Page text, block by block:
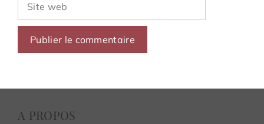
web
A PROPOS